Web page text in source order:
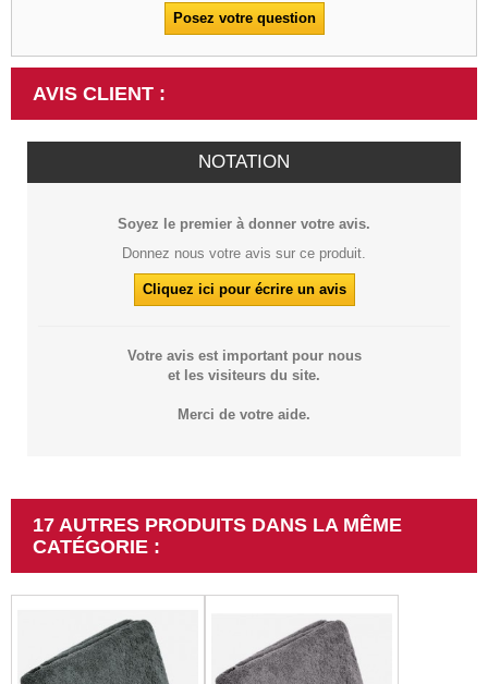
Posez votre question
AVIS CLIENT :
NOTATION
Soyez le premier à donner votre avis.
Donnez nous votre avis sur ce produit.
Cliquez ici pour écrire un avis
Votre avis est important pour nous
et les visiteurs du site.
Merci de votre aide.
17 AUTRES PRODUITS DANS LA MÊME
CATÉGORIE :